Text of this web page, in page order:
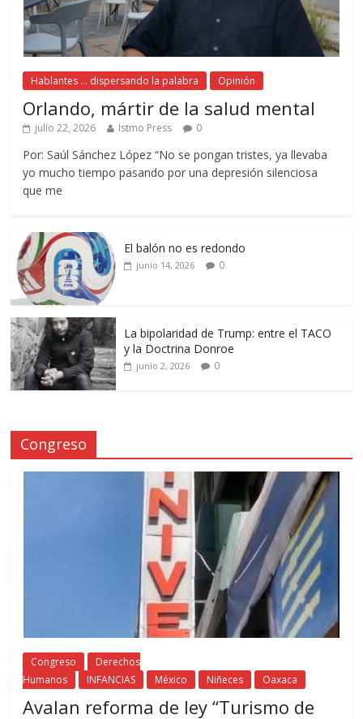
Hablantes ... dispersando la palabra Opinión
Orlando, mártir de la salud mental
julio 22, 2026 Istmo Press 0
Por: Saúl Sánchez López “No se pongan tristes, ya llevaba
yo mucho tiempo pasando por una depresión silenciosa
que me
El balón no es redondo
junio 14, 2026 0
La bipolaridad de Trump: entre el TACO
y la Doctrina Donroe
junio 2, 2026 0
Congreso
Congreso
Derechos
Humanos
INFANCIAS México Niñeces Oaxaca
Avalan reforma de ley “Turismo de